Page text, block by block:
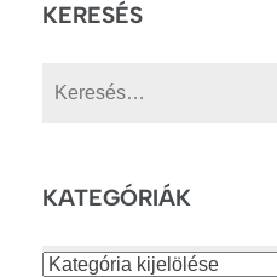
KERESÉS
KATEGÓRIÁK
Kategóriák